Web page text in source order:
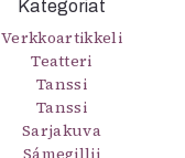
Kategoriat
Verkkoartikkeli
Teatteri
Tanssi
Tanssi
Sarjakuva
Sámegillii